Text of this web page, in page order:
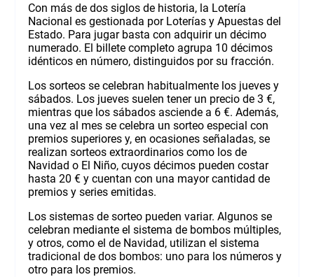
Con más de dos siglos de historia, la Lotería
Nacional es gestionada por Loterías y Apuestas del
Estado. Para jugar basta con adquirir un décimo
numerado. El billete completo agrupa 10 décimos
idénticos en número, distinguidos por su fracción.
Los sorteos se celebran habitualmente los jueves y
sábados. Los jueves suelen tener un precio de 3 €,
mientras que los sábados asciende a 6 €. Además,
una vez al mes se celebra un sorteo especial con
premios superiores y, en ocasiones señaladas, se
realizan sorteos extraordinarios como los de
Navidad o El Niño, cuyos décimos pueden costar
hasta 20 € y cuentan con una mayor cantidad de
premios y series emitidas.
Los sistemas de sorteo pueden variar. Algunos se
celebran mediante el sistema de bombos múltiples,
y otros, como el de Navidad, utilizan el sistema
tradicional de dos bombos: uno para los números y
otro para los premios.